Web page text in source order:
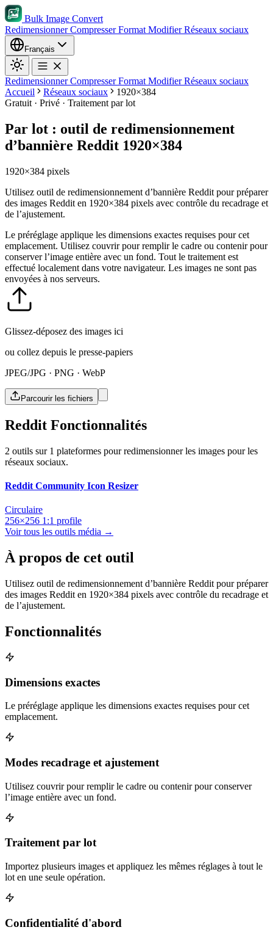
Bulk Image Convert
RedimensionnerCompresserFormat ModifierRéseaux sociaux
Français
RedimensionnerCompresserFormat ModifierRéseaux sociaux
Accueil
Réseaux sociaux
1920×384
Gratuit · Privé · Traitement par lot
Par lot : outil de redimensionnement
d’bannière Reddit 1920×384
1920×384 pixels
Utilisez outil de redimensionnement d’bannière Reddit pour préparer
des images Reddit en 1920×384 pixels avec contrôle du recadrage et
de l’ajustement.
Le préréglage applique les dimensions exactes requises pour cet
emplacement. Utilisez couvrir pour remplir le cadre ou contenir pour
conserver l’image entière avec un fond. Tout le traitement est
effectué localement dans votre navigateur. Les images ne sont pas
envoyées à nos serveurs.
Glissez-déposez des images ici
ou collez depuis le presse-papiers
JPEG/JPG · PNG · WebP
Parcourir les fichiers
Reddit Fonctionnalités
2 outils sur 1 plateformes pour redimensionner les images pour les
réseaux sociaux.
Reddit Community Icon Resizer
Circulaire
256×256 1:1 profile
Voir tous les outils média →
À propos de cet outil
Utilisez outil de redimensionnement d’bannière Reddit pour préparer
des images Reddit en 1920×384 pixels avec contrôle du recadrage et
de l’ajustement.
Fonctionnalités
Dimensions exactes
Le préréglage applique les dimensions exactes requises pour cet
emplacement.
Modes recadrage et ajustement
Utilisez couvrir pour remplir le cadre ou contenir pour conserver
l’image entière avec un fond.
Traitement par lot
Importez plusieurs images et appliquez les mêmes réglages à tout le
lot en une seule opération.
Confidentialité d'abord